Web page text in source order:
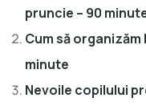
pruncie – 90
Cum să
minute
Nevoile copilului